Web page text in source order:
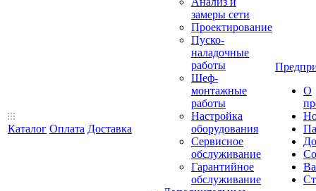
Каталог Оплата Доставка
замеры сети
Проектирование
Пуско-
наладочные
работы
Шеф-
монтажные
работы
Настройка
оборудования
Сервисное
обслуживание
Гарантийное
обслуживание
О